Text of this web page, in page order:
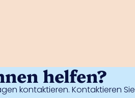
helfen?
kontaktieren. Kontaktieren Sie